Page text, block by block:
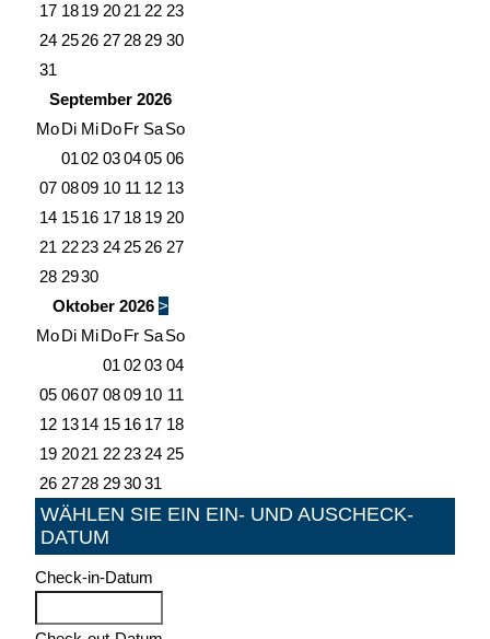
17 1819 20 2122 23
24 2526 27 2829 30
31
September 2026
MoDi MiDoFr SaSo
0102 03 0405 06
07 0809 10 11 12 13
14 1516 17 18 19 20
21 2223 24 2526 27
28 2930
Oktober 2026 >
MoDi MiDoFr SaSo
01 0203 04
05 0607 08 09 10 11
12 1314 15 16 17 18
19 2021 22 2324 25
26 2728 29 3031
WÄHLEN SIE EIN EIN- UND AUSCHECK-
DATUM
Check-in-Datum